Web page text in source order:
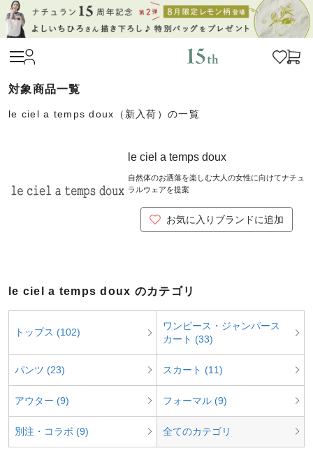
le ciel a temps doux（新入荷）の一覧
le ciel a temps doux
自然体のお洒落を楽しむ大人の女性に向けてナチュ
ラルウェアを提案
お気に入りブランドに追加
le ciel a temps doux のカテゴリ
トップス (102)
ワンピース・ジャンパース
カート (33)
パンツ (23) スカート (11)
アウター (9) フォーマル (9)
別注・コラボ (9) 全てのカテゴリ